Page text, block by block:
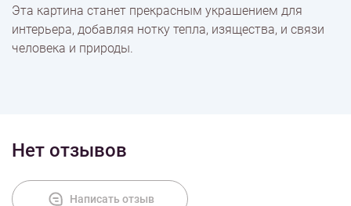
Эта картина станет прекрасным украшением для
интерьера, добавляя нотку тепла, изящества, и связи
человека и природы.
Нет отзывов
Написать отзыв